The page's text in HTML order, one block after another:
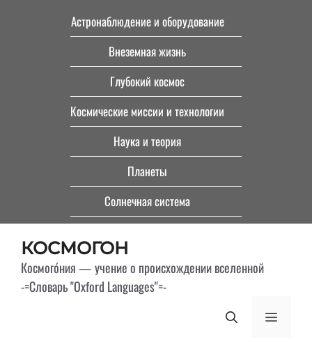
Астронаблюдение и оборудование
Внеземная жизнь
Глубокий космос
Космические миссии и технологии
Наука и теория
Планеты
Солнечная система
КОСМОГОН
Космого́ния — учение о происхождении вселенной
-=Словарь "Oxford Languages"=-
Меню